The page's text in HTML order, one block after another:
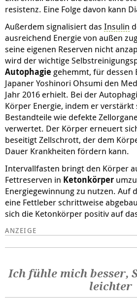
resistenz. Eine Folge davon kann
Außerdem signalisiert das Insulin
ausreichend Energie von außen
seine eigenen Reserven nicht
wird der wichtige
Autophagie gehemmt, für dessen
Japaner Yoshinori Ohsumi den
Jahr 2016 erhielt. Bei der
Körper Energie, indem er
Bestandteile wie defekte
verwertet. Der Körper erneuert
beseitigt Zellschrott, der dem
Dauer Krankheiten fördern kann.
Intervallfasten bringt den Körper
Fettreserven in Ketonkörper
Energiegewinnung zu nutzen. Auf
eine Fettleber schrittweise
sich die Ketonkörper positiv auf
Ich fühle mich
leichter